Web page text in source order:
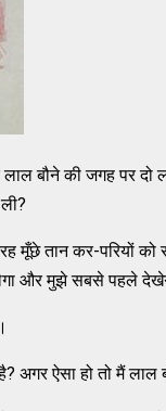
बौने की जगह पर
मूँछे तान कर-परियों
और मुझे सबसे पहले
अगर ऐसा हो तो मैं लाल